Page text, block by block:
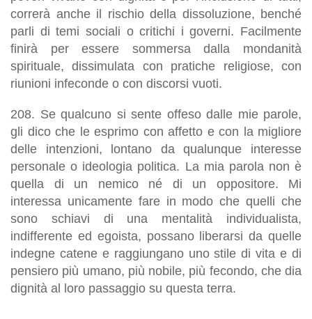
correrà anche il rischio della dissoluzione, benché
parli di temi sociali o critichi i governi. Facilmente
finirà per essere sommersa dalla mondanità
spirituale, dissimulata con pratiche religiose, con
riunioni infeconde o con discorsi vuoti.
208. Se qualcuno si sente offeso dalle mie parole,
gli dico che le esprimo con affetto e con la migliore
delle intenzioni, lontano da qualunque interesse
personale o ideologia politica. La mia parola non è
quella di un nemico né di un oppositore. Mi
interessa unicamente fare in modo chequelli che
sono schiavi di una mentalità individualista,
indifferente ed egoista, possano liberarsi da quelle
indegne catene e raggiungano uno stile di vita e di
pensiero più umano, più nobile, più fecondo, che dia
dignità al loro passaggio su questa terra.